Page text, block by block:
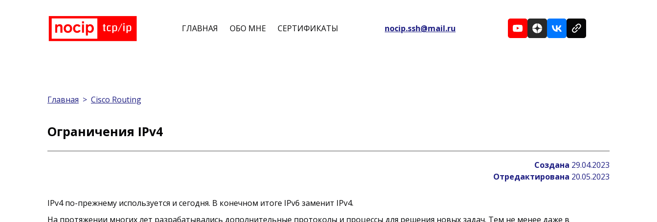
ГЛАВНАЯ ОБО МНЕ СЕРТИФИКАТЫ nocip.ssh@mail.ru
Главная > Cisco Routing
Ограничения IPv4
Создана 29.04.2023
Отредактирована 20.05.2023
IPv4 по-прежнему используется и сегодня. В конечном итоге IPv6 заменит IPv4.
На протяжении многих лет разрабатывались дополнительные протоколы и процессы для решения новых задач. Тем не менее даже в